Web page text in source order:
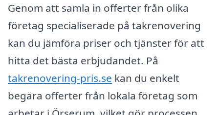
Genom att samla in offerter från olika
företag specialiserade på takrenovering
kan du jämföra priser och tjänster för att
hitta det bästa erbjudandet. På
takrenovering-pris.se kan du enkelt
begära offerter från lokala företag som